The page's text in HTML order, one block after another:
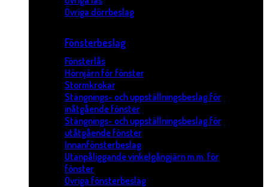
Övriga dörrbeslag
Fönsterbeslag
Fönsterlås
Hörnjärn för fönster
Stormkrokar
Stängnings- och uppställningsbeslag för
inåtgående fönster
Stängnings- och uppställningsbeslag för
utåtgående fönster
Innanfönsterbeslag
Utanpåliggande vinkelgångjärn m.m. för
fönster
Övriga fönsterbeslag